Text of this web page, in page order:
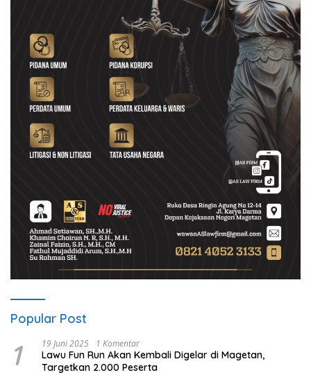
Popular Post
1 19 Juni 2025 1 Komentar
Lawu Fun Run Akan Kembali Digelar di Magetan,
Targetkan 2.000 Peserta